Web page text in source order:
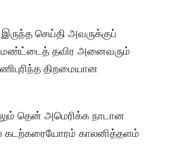
இருந்த செய்தி அவருக்குப்
எட்மண்ட்டைத் தவிர அனைவரும்
திறமையான
தென் அமெரிக்க நாடான
கடற்கரையோரம் காலனித்தளம்